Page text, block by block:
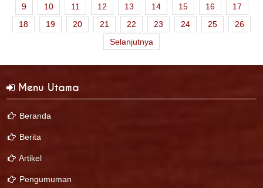
9
10 11 12 13 14 15 16
17
18
19 20 21 22 23 24 25
26
Selanjutnya
Menu Utama
Beranda
Berita
Artikel
Pengumuman